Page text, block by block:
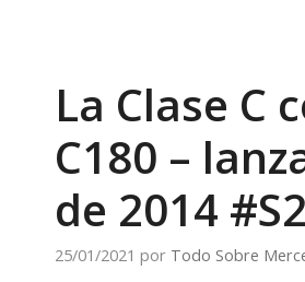
La Clase C
C180 –
de 2014
25/01/2021 por Todo Sobre